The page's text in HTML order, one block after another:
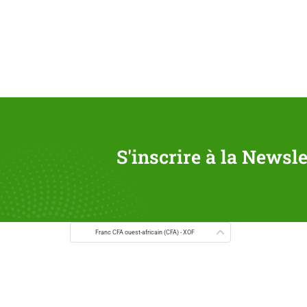
S'inscrire à la
Franc CFA ouest-africain (CFA) - XOF